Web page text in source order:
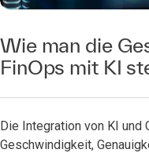
Wie man die
FinOps mit KI
Die Integration von KI und
Geschwindigkeit,